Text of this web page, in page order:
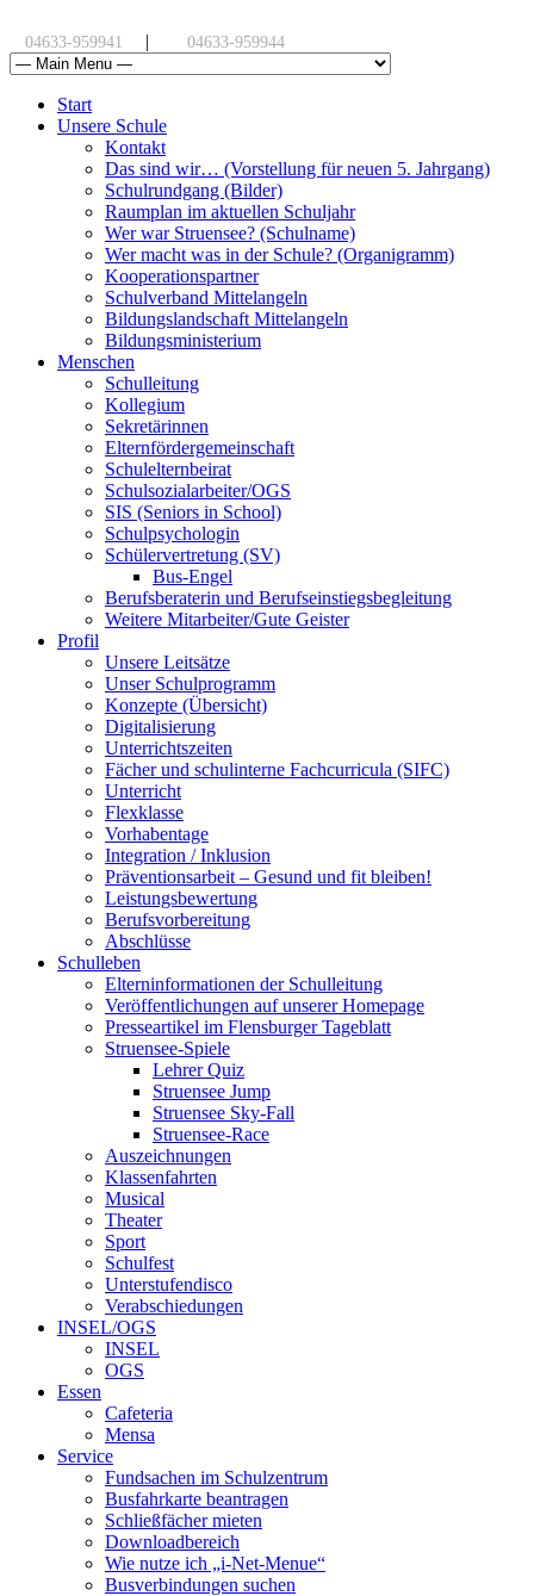
04633-959941 | 04633-959944
Start
Unsere Schule
Kontakt
Das sind wir… (Vorstellung für neuen 5. Jahrgang)
Schulrundgang (Bilder)
Raumplan im aktuellen Schuljahr
Wer war Struensee? (Schulname)
Wer macht was in der Schule? (Organigramm)
Kooperationspartner
Schulverband Mittelangeln
Bildungslandschaft Mittelangeln
Bildungsministerium
Menschen
Schulleitung
Kollegium
Sekretärinnen
Elternfördergemeinschaft
Schulelternbeirat
Schulsozialarbeiter/OGS
SIS (Seniors in School)
Schulpsychologin
Schülervertretung (SV)
Bus-Engel
Berufsberaterin und Berufseinstiegsbegleitung
Weitere Mitarbeiter/Gute Geister
Profil
Unsere Leitsätze
Unser Schulprogramm
Konzepte (Übersicht)
Digitalisierung
Unterrichtszeiten
Fächer und schulinterne Fachcurricula (SIFC)
Unterricht
Flexklasse
Vorhabentage
Integration / Inklusion
Präventionsarbeit – Gesund und fit bleiben!
Leistungsbewertung
Berufsvorbereitung
Abschlüsse
Schulleben
Elterninformationen der Schulleitung
Veröffentlichungen auf unserer Homepage
Presseartikel im Flensburger Tageblatt
Struensee-Spiele
Lehrer Quiz
Struensee Jump
Struensee Sky-Fall
Struensee-Race
Auszeichnungen
Klassenfahrten
Musical
Theater
Sport
Schulfest
Unterstufendisco
Verabschiedungen
INSEL/OGS
INSEL
OGS
Essen
Cafeteria
Mensa
Service
Fundsachen im Schulzentrum
Busfahrkarte beantragen
Schließfächer mieten
Downloadbereich
Wie nutze ich „i-Net-Menue“
Busverbindungen suchen